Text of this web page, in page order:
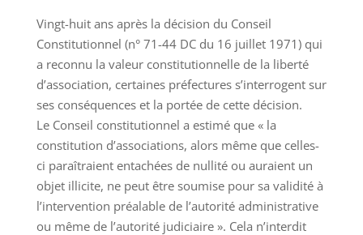
Vingt-huit ans après la décision du Conseil
Constitutionnel (n° 71-44 DC du 16 juillet 1971) qui
a reconnu la valeur constitutionnelle de la liberté
d’association, certaines préfectures s’interrogent sur
ses conséquences et la portée de cette décision.
Le Conseil constitutionnel a estimé que « la
constitution d’associations, alors même que celles-
ci paraîtraient entachées de nullité ou auraient un
objet illicite, ne peut être soumise pour sa validité à
l’intervention préalable de l’autorité administrative
ou même de l’autorité judiciaire ». Cela n’interdit